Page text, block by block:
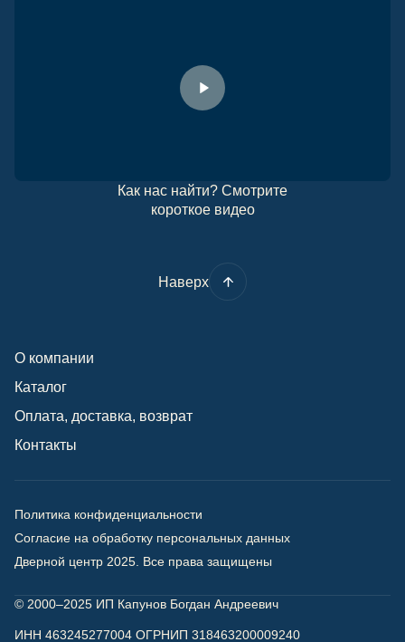
Как нас найти? Смотрите
короткое видео
Наверх
О компании
Каталог
Оплата, доставка, возврат
Контакты
Политика конфиденциальности
Согласие на обработку персональных данных
Дверной центр 2025. Все права защищены
© 2000–2025 ИП Капунов Богдан Андреевич
ИНН 463245277004 ОГРНИП 318463200009240